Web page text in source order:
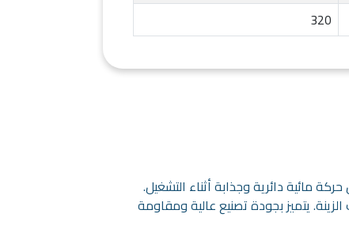
320
مائية دائرية وجذابة أثناء التشغيل.
الزينة. يتميز بجودة تصنيع عالية ومقاومة